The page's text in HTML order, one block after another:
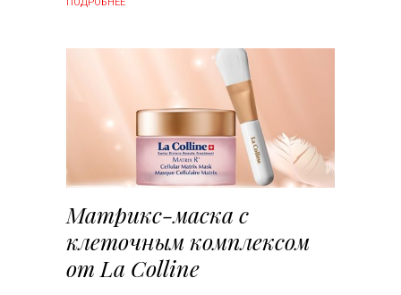
Матрикс-маска с
клеточным комплексом
от La Colline